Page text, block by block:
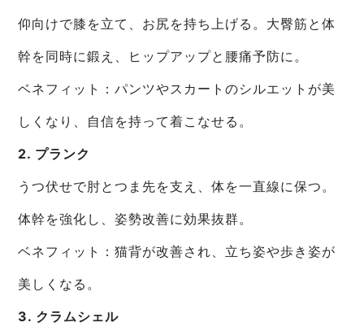
仰向けで膝を立て、お尻を持ち上げる。大臀筋と体
幹を同時に鍛え、ヒップアップと腰痛予防に。
ベネフィット：パンツやスカートのシルエットが美
しくなり、自信を持って着こなせる。
2. プランク
うつ伏せで肘とつま先を支え、体を一直線に保つ。
体幹を強化し、姿勢改善に効果抜群。
ベネフィット：猫背が改善され、立ち姿や歩き姿が
美しくなる。
3. クラムシェル